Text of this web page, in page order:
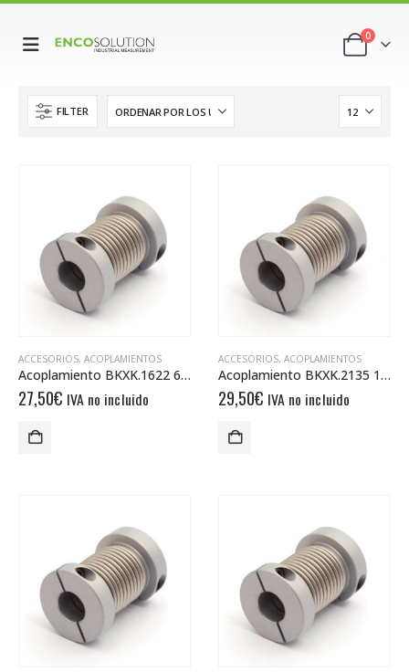
0
FILTER
ACCESORIOS, ACOPLAMIENTOS
Acoplamiento BKXK.1622 6/6
27,50€ IVA no incluido
ACCESORIOS, ACOPLAMIENTOS
Acoplamiento BKXK.2135 10/10
29,50€ IVA no incluido